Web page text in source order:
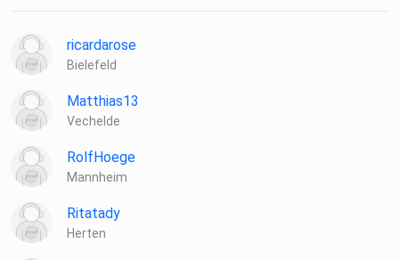
ricardarose
Bielefeld
Matthias13
Vechelde
RolfHoege
Mannheim
Ritatady
Herten